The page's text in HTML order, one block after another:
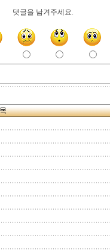
댓글을 남겨주세요.